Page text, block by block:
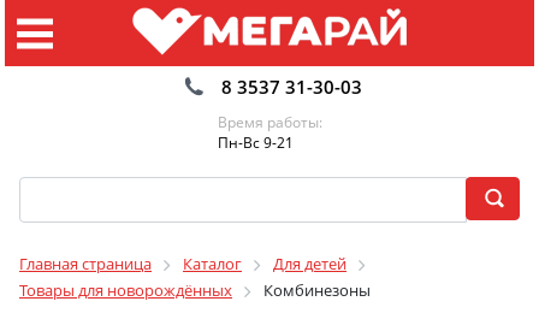
8 3537 31-30-03
Время работы:
Пн-Вс 9-21
Главная страница Каталог
Для детей
Товары для новорождённых
Комбинезоны